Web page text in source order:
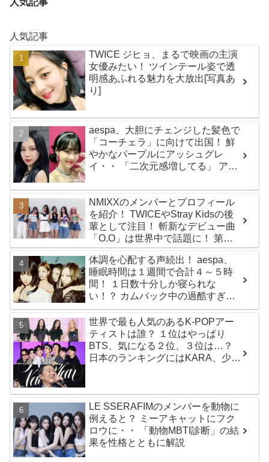
人気記事
TWICE ジヒョ、まるで映画の主演
女優みたい！ ツインテール姿で透
明感あふれる魅力を大放出[写真あ
り]
aespa、大胆にチェンジした髪色で
「コーチェラ」に向けて出国！ 鮮
やかなパープルにアッシュグレ
イ・・ 「二次元感増してる」 アバ
NMIXXのメンバーとプロフィール
を紹介！ TWICEやStray Kidsの後
輩として注目！ 斬新なデビュー曲
「O.O」は世界中で話題に！ 第４
世代を代表する美女ソリュンをは
じめ、全員ビジュアルメンバーと
いわれるその魅力をチェック
体調を心配する声続出！ aespa、
睡眠時間は１週間で合計４～５時
間！ １日数十分しか寝られな
い！？ カムバック中の過酷すぎる
スケジュールに衝撃
世界で最も人気のあるK-POPアー
ティストは誰？ １位はやっぱり
BTS、気になる２位、３位は…？
日本のランキングにはKARA、少女
LE SSERAFIMのメンバーを動物に
例えると？ ミーアキャットにフク
ロウに・・ 「動物MBTI診断」の結
果を性格とともに解説